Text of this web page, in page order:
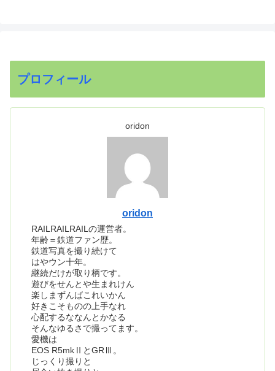
プロフィール
oridon
oridon
RAILRAILRAILの運営者。
年齢＝鉄道ファン歴。
鉄道写真を撮り続けて
はやウン十年。
継続だけが取り柄です。
遊びをせんとや生まれけん
楽しまずんばこれいかん
好きこそものの上手なれ
心配するななんとかなる
そんなゆるさで撮ってます。
愛機は
EOS R5mkⅡとGRⅢ。
じっくり撮りと